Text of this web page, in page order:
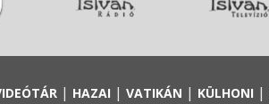
| HAZAI | VATIKÁN | KÜLHONI |